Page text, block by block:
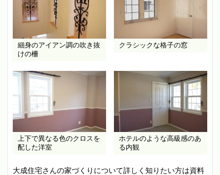
細身のアイアン調の吹き抜
けの柵
クラシックな格子の窓
上下で異なる色のクロスを
配した洋室
ホテルのような高級感のあ
る内観
大成住宅さんの家づくりについて詳しく知りたい方は資料